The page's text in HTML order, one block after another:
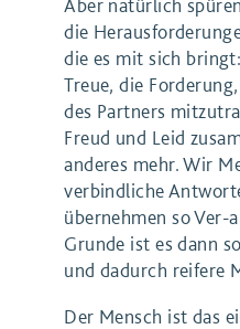
Aber natürlich
die
die es mit sich
Treue, die
des Partners
Freud und Leid
anderes mehr. Wir
verbindliche
übernehmen so
Grunde ist es dann
und dadurch reifere
Der Mensch ist das